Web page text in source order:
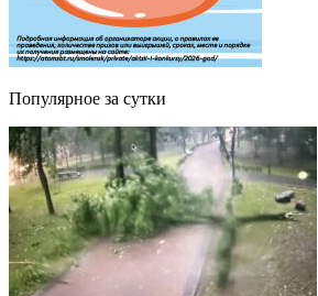
Популярное за сутки